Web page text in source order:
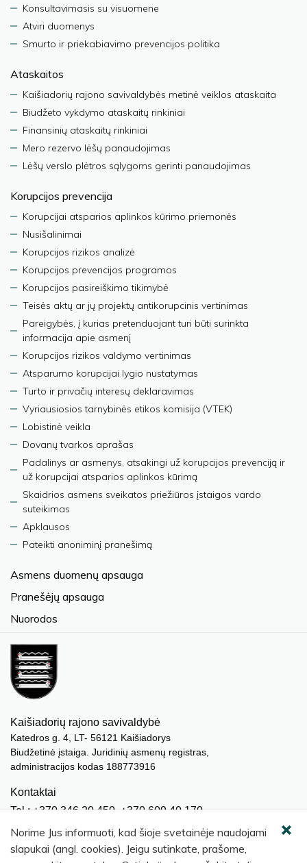
Konsultavimasis su visuomene
Atviri duomenys
Smurto ir priekabiavimo prevencijos politika
Ataskaitos
Kaišiadorių rajono savivaldybės metinė veiklos ataskaita
Biudžeto vykdymo ataskaitų rinkiniai
Finansinių ataskaitų rinkiniai
Mero rezervo lėšų panaudojimas
Lėšų verslo plėtros sąlygoms gerinti panaudojimas
Korupcijos prevencija
Korupcijai atsparios aplinkos kūrimo priemonės
Nusišalinimai
Korupcijos rizikos analizė
Korupcijos prevencijos programos
Korupcijos pasireiškimo tikimybė
Teisės aktų ar jų projektų antikorupcinis vertinimas
Pareigybės, į kurias pretenduojant turi būti surinkta
informacija apie asmenį
Korupcijos rizikos valdymo vertinimas
Atsparumo korupcijai lygio nustatymas
Turto ir privačių interesų deklaravimas
Vyriausiosios tarnybinės etikos komisija (VTEK)
Lobistinė veikla
Dovanų tvarkos aprašas
Padalinys ar asmenys, atsakingi už korupcijos prevenciją ir
už korupcijai atsparios aplinkos kūrimą
Skaidrios asmens sveikatos priežiūros įstaigos vardo
suteikimas
Apklausos
Pateikti anoniminį pranešimą
Asmens duomenų apsauga
Pranešėjų apsauga
Nuorodos
Kaišiadorių rajono savivaldybė
Katedros g. 4, LT- 56121 Kaišiadorys
Biudžetinė įstaiga. Juridinių asmenų registras,
administracijos kodas 188773916
Kontaktai
Tel.: +370 346 20 450, +370 609 40 170
El. paštas.: meras@kaisiadorys.lt
dokumentai@kaisiadorys.lt
Norime Jus informuoti, kad šioje svetainėje naudojami
slapukai (angl. cookies). Jeigu sutinkate, prašome,